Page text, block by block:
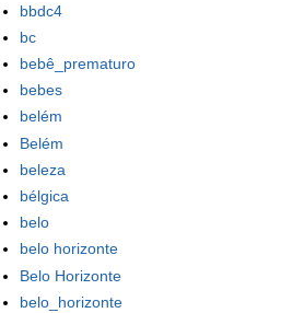
bbdc4
bc
bebê_prematuro
bebes
belém
Belém
beleza
bélgica
belo
belo horizonte
Belo Horizonte
belo_horizonte